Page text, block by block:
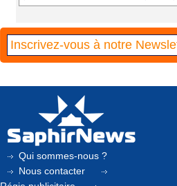
Qui sommes-nous ?
Nous contacter